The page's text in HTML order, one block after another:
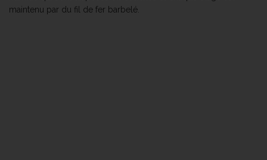
maintenu par du fil de fer barbelé.